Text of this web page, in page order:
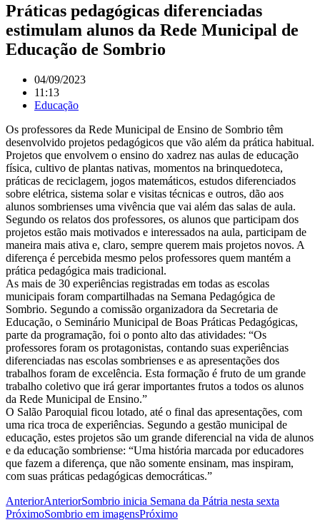
Práticas pedagógicas diferenciadas
estimulam alunos da Rede Municipal de
Educação de Sombrio
04/09/2023
11:13
Educação
Os professores da Rede Municipal de Ensino de Sombrio têm
desenvolvido projetos pedagógicos que vão além da prática habitual.
Projetos que envolvem o ensino do xadrez nas aulas de educação
física, cultivo de plantas nativas, momentos na brinquedoteca,
práticas de reciclagem, jogos matemáticos, estudos diferenciados
sobre elétrica, sistema solar e visitas técnicas e outros, dão aos
alunos sombrienses uma vivência que vai além das salas de aula.
Segundo os relatos dos professores, os alunos que participam dos
projetos estão mais motivados e interessados na aula, participam de
maneira mais ativa e, claro, sempre querem mais projetos novos. A
diferença é percebida mesmo pelos professores quem mantém a
prática pedagógica mais tradicional.
As mais de 30 experiências registradas em todas as escolas
municipais foram compartilhadas na Semana Pedagógica de
Sombrio. Segundo a comissão organizadora da Secretaria de
Educação, o Seminário Municipal de Boas Práticas Pedagógicas,
parte da programação, foi o ponto alto das atividades: “Os
professores foram os protagonistas, contando suas experiências
diferenciadas nas escolas sombrienses e as apresentações dos
trabalhos foram de excelência. Esta formação é fruto de um grande
trabalho coletivo que irá gerar importantes frutos a todos os alunos
da Rede Municipal de Ensino.”
O Salão Paroquial ficou lotado, até o final das apresentações, com
uma rica troca de experiências. Segundo a gestão municipal de
educação, estes projetos são um grande diferencial na vida de alunos
e da educação sombriense: “Uma história marcada por educadores
que fazem a diferença, que não somente ensinam, mas inspiram,
com suas práticas pedagógicas democráticas.”
AnteriorAnteriorSombrio inicia Semana da Pátria nesta sexta
PróximoSombrio em imagensPróximo